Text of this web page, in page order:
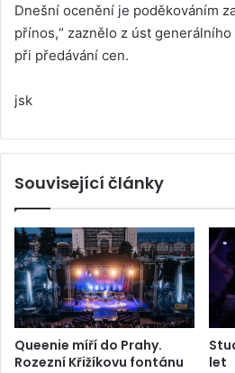
Dnešní ocenění je poděkováním
přínos,“ zaznělo z úst
při předávání cen.
jsk
Související články
Queenie míří do Prahy.
Rozezní Křižíkovu fontánu
let